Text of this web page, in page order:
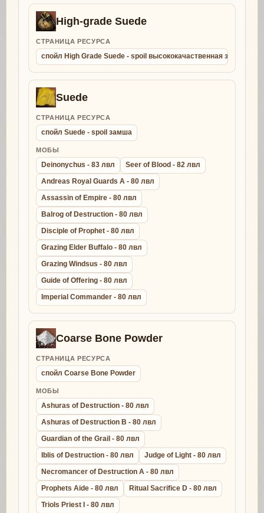
High-grade Suede
СТРАНИЦА РЕСУРСА
спойл High Grade Suede - spoil высококачаственная замша
Suede
СТРАНИЦА РЕСУРСА
спойл Suede - spoil замша
МОБЫ
Deinonychus - 83 лвл
Seer of Blood - 82 лвл
Andreas Royal Guards A - 80 лвл
Assassin of Empire - 80 лвл
Balrog of Destruction - 80 лвл
Disciple of Prophet - 80 лвл
Grazing Elder Buffalo - 80 лвл
Grazing Windsus - 80 лвл
Guide of Offering - 80 лвл
Imperial Commander - 80 лвл
Coarse Bone Powder
СТРАНИЦА РЕСУРСА
спойл Coarse Bone Powder
МОБЫ
Ashuras of Destruction - 80 лвл
Ashuras of Destruction B - 80 лвл
Guardian of the Grail - 80 лвл
Iblis of Destruction - 80 лвл
Judge of Light - 80 лвл
Necromancer of Destruction A - 80 лвл
Prophets Aide - 80 лвл
Ritual Sacrifice D - 80 лвл
Triols Priest I - 80 лвл